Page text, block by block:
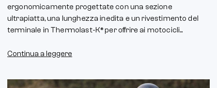
ergonomicamente progettate con una sezione
ultrapiatta, una lunghezza inedita e un rivestimento del
terminale in Thermolast-K® per offrire ai motocicli...
Continua a leggere